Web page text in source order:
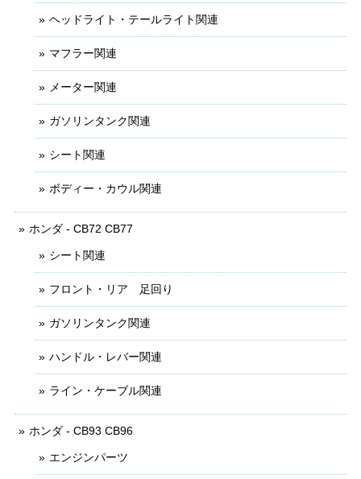
ヘッドライト・テールライト関連
マフラー関連
メーター関連
ガソリンタンク関連
シート関連
ボディー・カウル関連
ホンダ - CB72 CB77
シート関連
フロント・リア 足回り
ガソリンタンク関連
ハンドル・レバー関連
ライン・ケーブル関連
ホンダ - CB93 CB96
エンジンパーツ